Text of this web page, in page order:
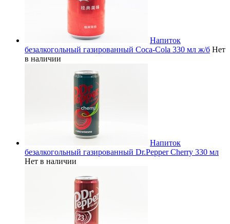
Напиток
безалкогольный газированный Coca-Cola 330 мл ж/б Нет
в наличии
Напиток
безалкогольный газированный Dr.Pepper Cherry 330 мл
Нет в наличии